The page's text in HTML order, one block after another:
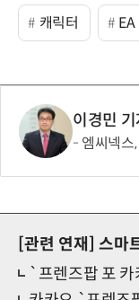
캐릭터 EA
이경민 기
엠씨넥스, 연
[관련 연재]
스마
`프렌즈팝 포